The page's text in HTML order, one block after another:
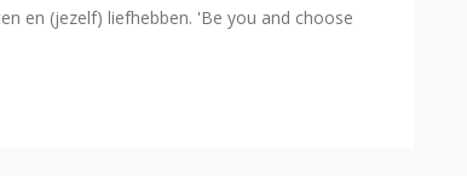
en (jezelf) liefhebben. 'Be you and choose